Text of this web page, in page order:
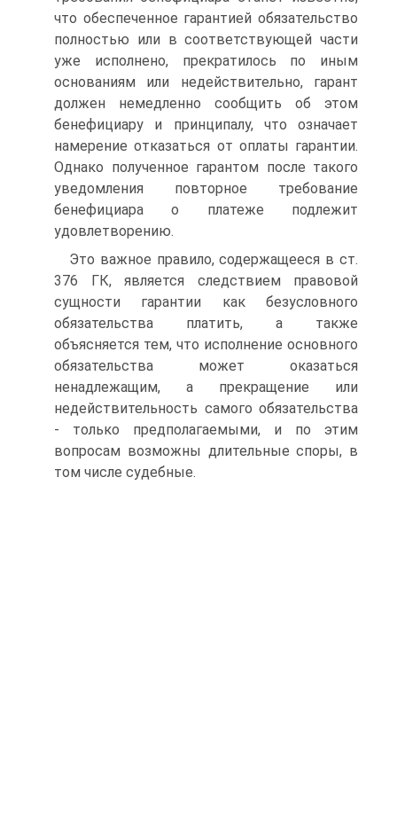
что обеспеченное гарантией обязательство
полностью или в соответствующей части
уже исполнено, прекратилось по иным
основаниям или недействительно, гарант
должен немедленно сообщить об этом
бенефициару и принципалу, что означает
намерение отказаться от оплаты гарантии.
Однако полученное гарантом после такого
уведомления повторное требование
бенефициара о платеже подлежит
удовлетворению.
Это важное правило, содержащееся в ст.
376 ГК, является следствием правовой
сущности гарантии как безусловного
обязательства платить, а также
объясняется тем, что исполнение основного
обязательства может оказаться
ненадлежащим, а прекращение или
недействительность самого обязательства
- только предполагаемыми, и по этим
вопросам возможны длительные споры, в
том числе судебные.